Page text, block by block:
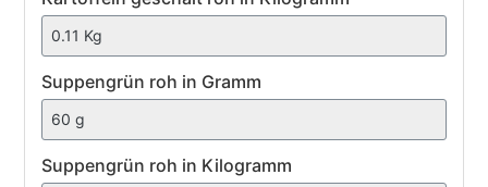
Suppengrün
roh
Suppengrün roh in Gramm
Suppengrün roh in Kilogramm